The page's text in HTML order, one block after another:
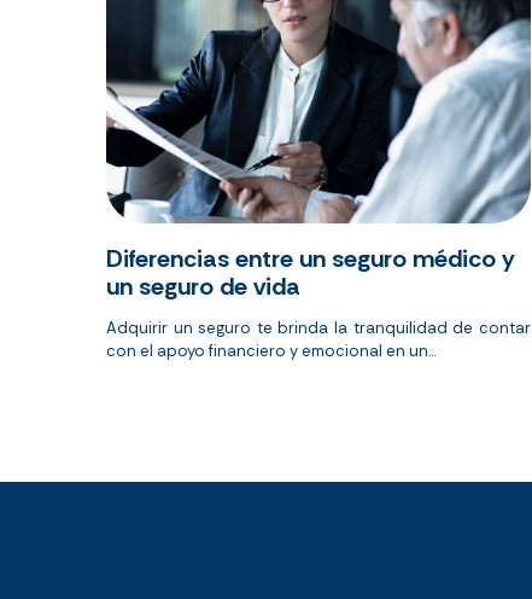
Diferencias entre un seguro médico y
un seguro de vida
Adquirir un seguro te brinda la tranquilidad de contar
con el apoyo financiero y emocional en un...